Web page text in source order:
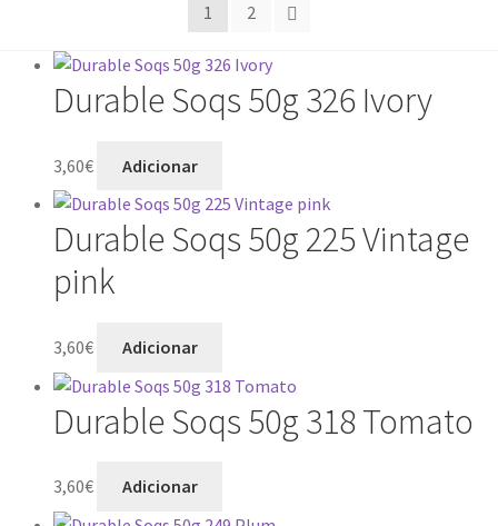
1 2
Durable Soqs 50g 326 Ivory
3,60€ Adicionar
Durable Soqs 50g 225 Vintage
pink
3,60€ Adicionar
Durable Soqs 50g 318 Tomato
3,60€ Adicionar